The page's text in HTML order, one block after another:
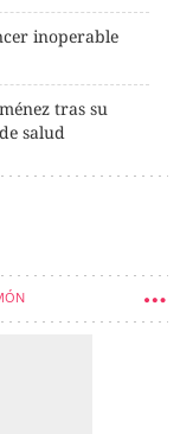
inoperable
tras su
salud